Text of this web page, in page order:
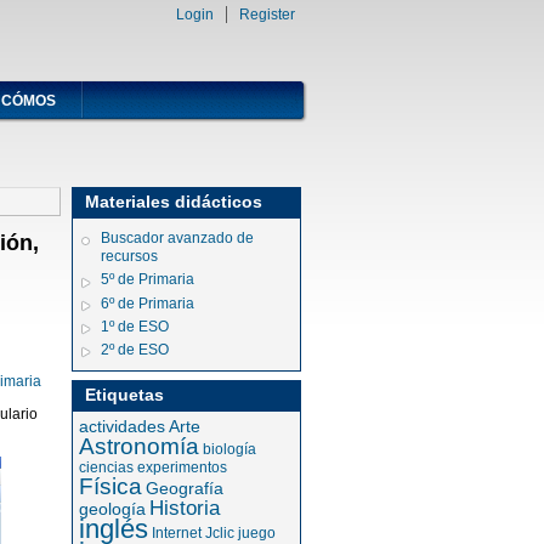
Login Register
CÓMOS
Materiales didácticos
Buscador avanzado de
recursos
5º de Primaria
6º de Primaria
1º de ESO
2º de ESO
Etiquetas
actividadesArte
Astronomía biología
ciencias experimentos
Física Geografía
geología Historia
inglés Internet Jclic juego